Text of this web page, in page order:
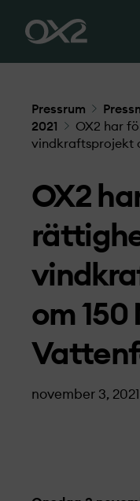
Pressrum
2021
OX2 har
vindkraftsprojekt­
OX2
om 150
november 3,